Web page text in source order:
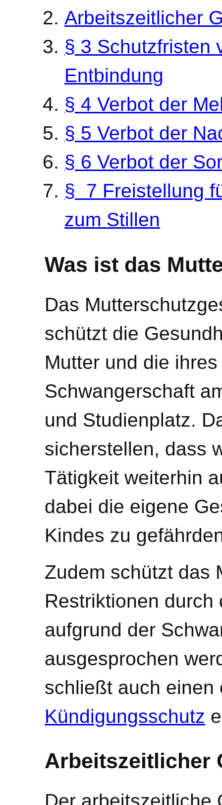
Arbeitszeitlicher
§ 3 Schutzfristen
Entbindung
§ 4 Verbot der
§ 5 Verbot der
§ 6 Verbot der
§ 7 Freistellung
zum Stillen
Was ist das
Das
schützt die
Mutter und die
Schwangerschaft
und Studienplatz.
sicherstellen, dass
Tätigkeit weiterhin
dabei die eigene
Kindes zu
Zudem schützt das
Restriktionen durch
aufgrund der
ausgesprochen
schließt auch einen
Kündigungsschutz
Arbeitszeitlicher